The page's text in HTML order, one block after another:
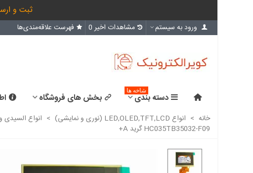
ثبت و
ورود به سیستم مشاهدات اخیر 0 فهرست علاقه‌مندی‌ها
دسته بندی
شاخه ها
بخش های فروشگاه
خانه > انواع LED,OLED,TFT,LCD (نوری و نمایشی) > انواع السیدی
HC035TB35032-F09 گرید A+